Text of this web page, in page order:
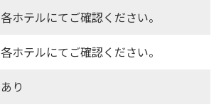
各ホテルにてご確認ください。
各ホテルにてご確認ください。
あり